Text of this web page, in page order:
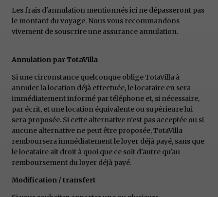
Les frais d'annulation mentionnés ici ne dépasseront pas
le montant du voyage. Nous vous recommandons
vivement de souscrire une assurance annulation.
Annulation par TotaVilla
Si une circonstance quelconque oblige TotaVilla à
annuler la location déjà effectuée, le locataire en sera
immédiatement informé par téléphone et, si nécessaire,
par écrit, et une location équivalente ou supérieure lui
sera proposée. Si cette alternative n'est pas acceptée ou si
aucune alternative ne peut être proposée, TotaVilla
remboursera immédiatement le loyer déjà payé, sans que
le locataire ait droit à quoi que ce soit d'autre qu'au
remboursement du loyer déjà payé.
Modification / transfert